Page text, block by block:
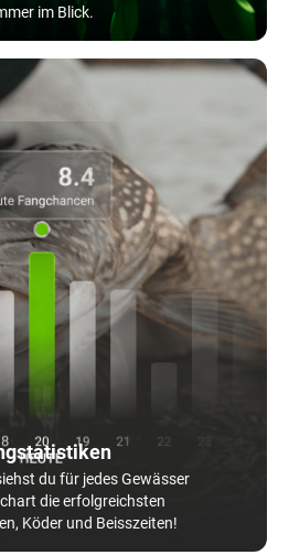
im Blick.
du für jedes Gewässer
die erfolgreichsten
Köder und Beisszeiten!